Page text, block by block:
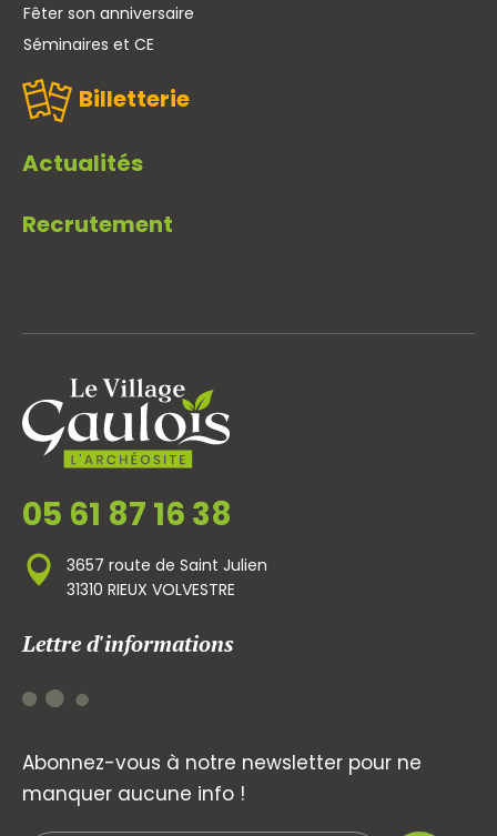
Fêter son anniversaire
Séminaires et CE
Billetterie
Actualités
Recrutement
05 61 87 16 38
3657 route de Saint Julien
31310 RIEUX VOLVESTRE
Lettre d'informations
Abonnez-vous à notre newsletter pour ne
manquer aucune info !